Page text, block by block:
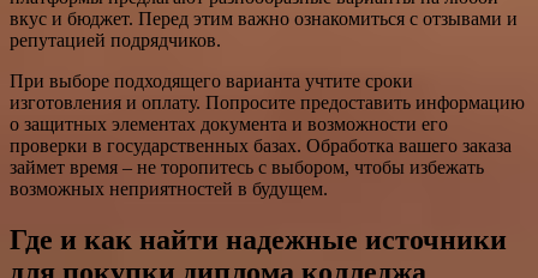
вкус и бюджет. Перед этим важно ознакомиться с отзывами и
репутацией подрядчиков.
При выборе подходящего варианта учтите сроки
изготовления и оплату. Попросите предоставить информацию
о защитных элементах документа и возможности его
проверки в государственных базах. Обработка вашего заказа
займет время – не торопитесь с выбором, чтобы избежать
возможных неприятностей в будущем.
Где и как найти надежные источники